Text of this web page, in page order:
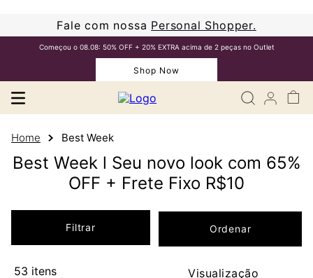
Fale com nossa Personal Shopper.
Começou o 08.08: 50% OFF + 20% EXTRA acima de 2 peças no Outlet
Shop Now
Best Week
Best Week l Seu novo look com 65%
OFF + Frete Fixo R$10
Filtrar
53